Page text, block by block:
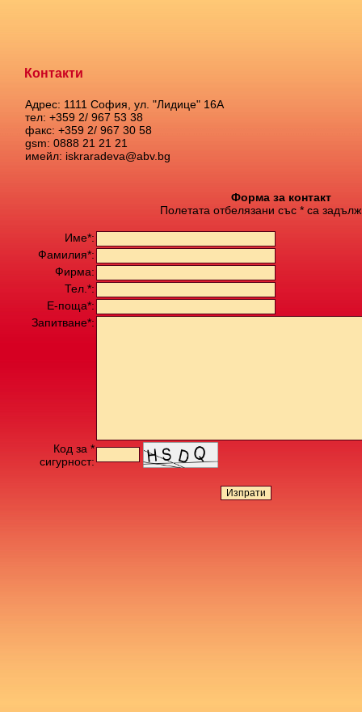
Контакти
Адрес: 1111 София, ул. "Лидице" 16А
тел: +359 2/ 967 53 38
факс: +359 2/ 967 30 58
gsm: 0888 21 21 21
имейл: iskraradeva@abv.bg
Форма за контакт
Полетата отбелязани със * са
Име*:
Фамилия*:
Фирма:
Тел.*:
Е-поща*:
Запитване*:
Код за *
сигурност: